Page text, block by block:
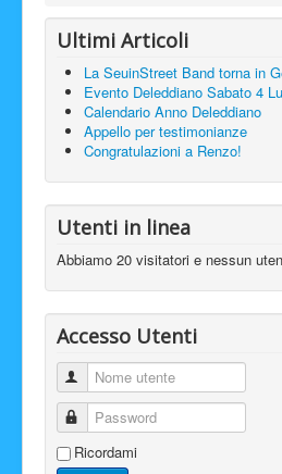
Ultimi Articoli
La SeuinStreet Band torna in
Evento Deleddiano Sabato 4
Calendario Anno Deleddiano
Appello per testimonianze
Congratulazioni a Renzo!
Utenti in linea
Abbiamo 20 visitatori e nessun
Accesso Utenti
Nome utente
Password
Ricordami